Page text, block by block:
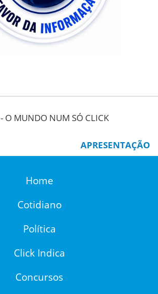
- O MUNDO NUM SÓ CLICK
APRESENTAÇÃO
Home
Cotidiano
Política
Click Indica
Concursos